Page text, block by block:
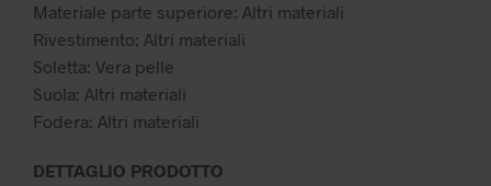
Materiale parte superiore: Altri materiali
Rivestimento: Altri materiali
Soletta: Vera pelle
Suola: Altri materiali
Fodera: Altri materiali
DETTAGLIO PRODOTTO